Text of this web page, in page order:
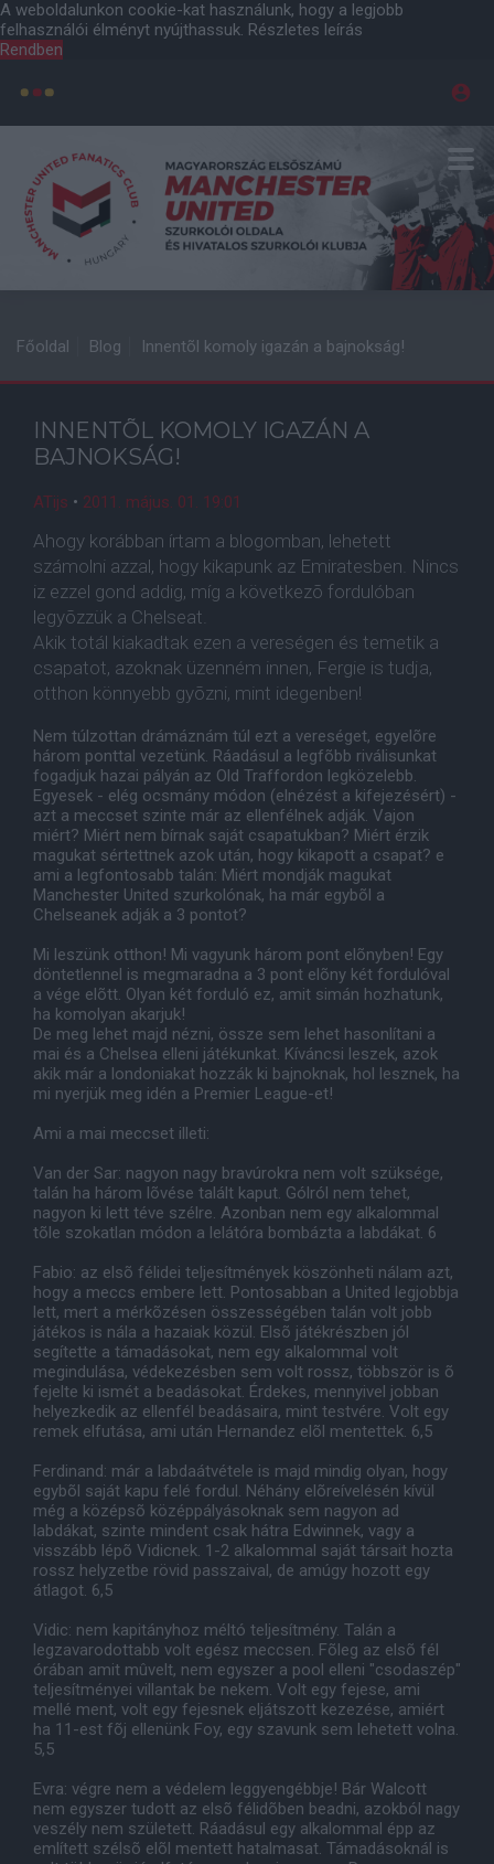
A weboldalunkon cookie-kat használunk, hogy a legjobb
felhasználói élményt nyújthassuk. Részletes leírás
Rendben
Főoldal Blog Innentõl komoly igazán a bajnokság!
INNENTÕL KOMOLY IGAZÁN A
BAJNOKSÁG!
ATijs • 2011. május. 01. 19:01
Ahogy korábban írtam a blogomban, lehetett
számolni azzal, hogy kikapunk az Emiratesben. Nincs
iz ezzel gond addig, míg a következõ fordulóban
legyõzzük a Chelseat.
Akik totál kiakadtak ezen a vereségen és temetik a
csapatot, azoknak üzenném innen, Fergie is tudja,
otthon könnyebb gyõzni, mint idegenben!
Nem túlzottan drámáznám túl ezt a vereséget, egyelõre
három ponttal vezetünk. Ráadásul a legfõbb riválisunkat
fogadjuk hazai pályán az Old Traffordon legközelebb.
Egyesek - elég ocsmány módon (elnézést a kifejezésért) -
azt a meccset szinte már az ellenfélnek adják. Vajon
miért? Miért nem bírnak saját csapatukban? Miért érzik
magukat sértettnek azok után, hogy kikapott a csapat? e
ami a legfontosabb talán: Miért mondják magukat
Manchester United szurkolónak, ha már egybõl a
Chelseanek adják a 3 pontot?
Mi leszünk otthon! Mi vagyunk három pont elõnyben! Egy
döntetlennel is megmaradna a 3 pont elõny két fordulóval
a vége elõtt. Olyan két forduló ez, amit simán hozhatunk,
ha komolyan akarjuk!
De meg lehet majd nézni, össze sem lehet hasonlítani a
mai és a Chelsea elleni játékunkat. Kíváncsi leszek, azok
akik már a londoniakat hozzák ki bajnoknak, hol lesznek, ha
mi nyerjük meg idén a Premier League-et!
Ami a mai meccset illeti:
Van der Sar: nagyon nagy bravúrokra nem volt szüksége,
talán ha három lõvése talált kaput. Gólról nem tehet,
nagyon ki lett téve szélre. Azonban nem egy alkalommal
tõle szokatlan módon a lelátóra bombázta a labdákat. 6
Fabio: az elsõ félidei teljesítmények köszönheti nálam azt,
hogy a meccs embere lett. Pontosabban a United legjobbja
lett, mert a mérkõzésen összességében talán volt jobb
játékos is nála a hazaiak közül. Elsõ játékrészben jól
segítette a támadásokat, nem egy alkalommal volt
megindulása, védekezésben sem volt rossz, többször is õ
fejelte ki ismét a beadásokat. Érdekes, mennyivel jobban
helyezkedik az ellenfél beadásaira, mint testvére. Volt egy
remek elfutása, ami után Hernandez elõl mentettek. 6,5
Ferdinand: már a labdaátvétele is majd mindig olyan, hogy
egybõl saját kapu felé fordul. Néhány elõreívelésén kívül
még a középsõ középpályásoknak sem nagyon ad
labdákat, szinte mindent csak hátra Edwinnek, vagy a
visszább lépõ Vidicnek. 1-2 alkalommal saját társait hozta
rossz helyzetbe rövid passzaival, de amúgy hozott egy
átlagot. 6,5
Vidic: nem kapitányhoz méltó teljesítmény. Talán a
legzavarodottabb volt egész meccsen. Fõleg az elsõ fél
órában amit mûvelt, nem egyszer a pool elleni "csodaszép"
teljesítményei villantak be nekem. Volt egy fejese, ami
mellé ment, volt egy fejesnek eljátszott kezezése, amiért
ha 11-est fõj ellenünk Foy, egy szavunk sem lehetett volna.
5,5
Evra: végre nem a védelem leggyengébbje! Bár Walcott
nem egyszer tudott az elsõ félidõben beadni, azokból nagy
veszély nem született. Ráadásul egy alkalommal épp az
említett szélsõ elõl mentett hatalmasat. Támadásoknál is